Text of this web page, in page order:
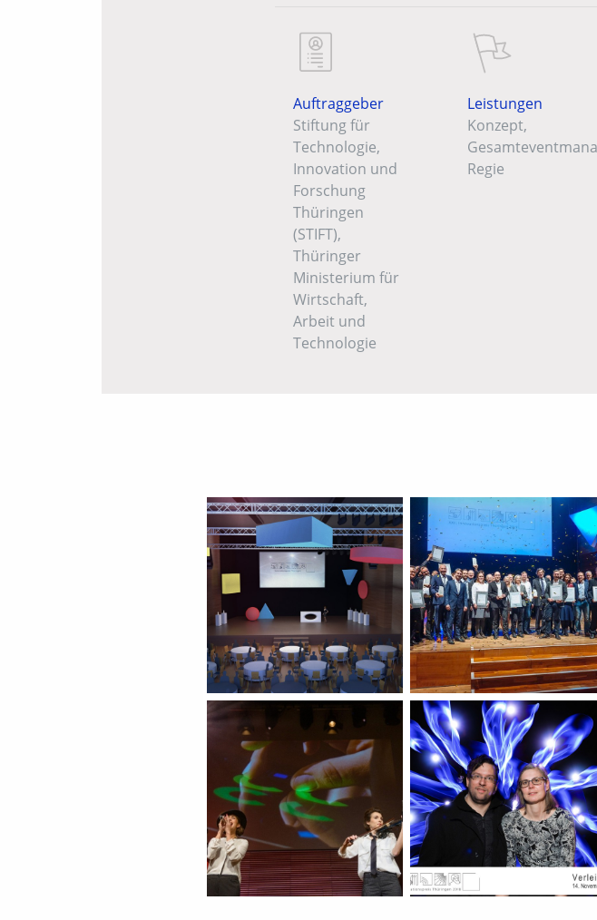
Auftraggeber
Stiftung für
Technologie,
Innovation und
Forschung
Thüringen
(STIFT),
Thüringer
Ministerium für
Wirtschaft,
Arbeit und
Technologie
Leistungen
Konzept,
Regie